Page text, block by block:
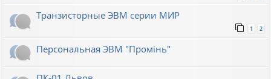
Транзисторные ЭВМ серии МИР
1 2
Персональная ЭВМ "Промiнь"